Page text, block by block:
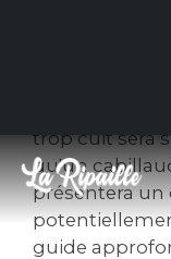
trop cuit sera
qu'un
présentera
guide